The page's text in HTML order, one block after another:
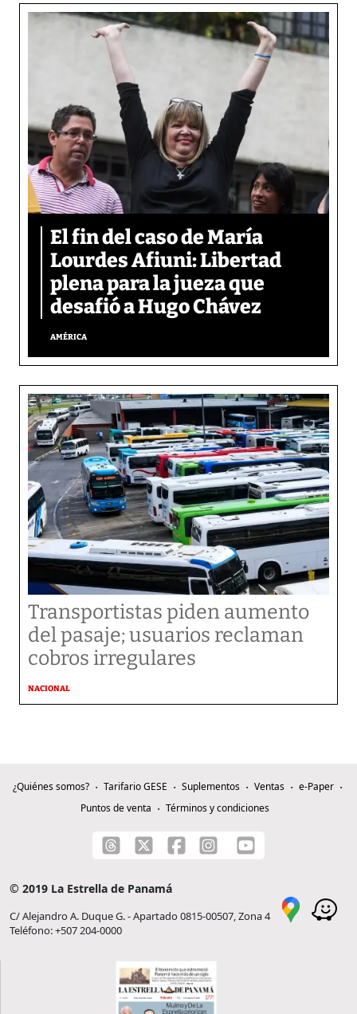
El fin del caso de María
Lourdes Afiuni: Libertad
plena para la jueza que
desafió a Hugo Chávez
AMÉRICA
Transportistas piden aumento
del pasaje; usuarios reclaman
cobros irregulares
NACIONAL
¿Quiénes somos? Tarifario GESE Suplementos Ventas
e-Paper
Puntos de venta
Términos y condiciones
© 2019 La Estrella de Panamá
C/ Alejandro A. Duque G. - Apartado 0815-00507, Zona 4
Teléfono: +507 204-0000